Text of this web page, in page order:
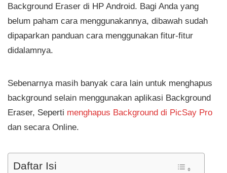
Background Eraser di HP Android. Bagi Anda yang
belum paham cara menggunakannya, dibawah sudah
dipaparkan panduan cara menggunakan fitur-fitur
didalamnya.
Sebenarnya masih banyak cara lain untuk menghapus
background selain menggunakan aplikasi Background
Eraser, Seperti menghapus Background di PicSay Pro
dan secara Online.
Daftar Isi